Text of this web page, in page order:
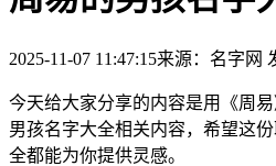
2025-11-07 11:47:15来源：名字网
今天给大家分享的内容是用《周
男孩名字大全相关内容，希望这
全都能为你提供灵感。